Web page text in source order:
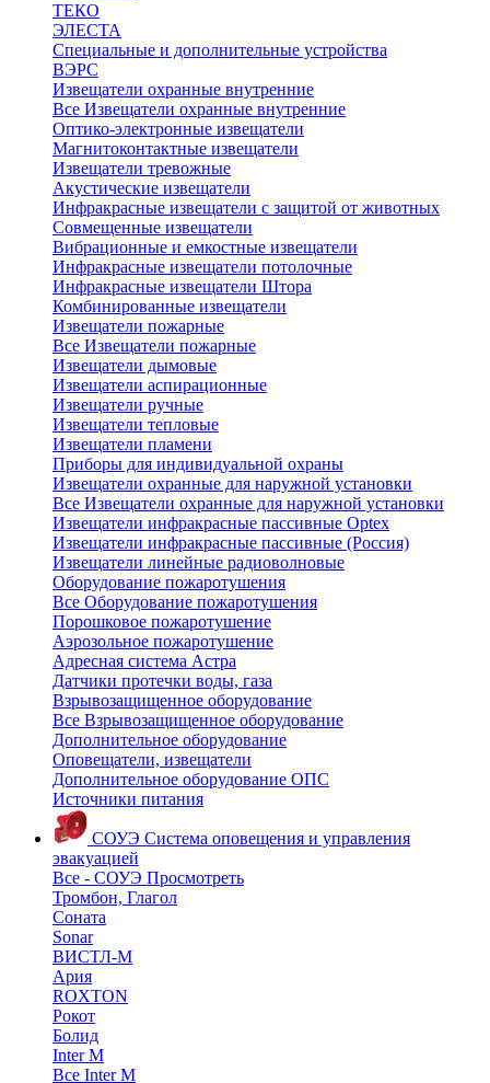
ТЕКО
ЭЛЕСТА
Специальные и дополнительные устройства
ВЭРС
Извещатели охранные внутренние
Все Извещатели охранные внутренние
Оптико-электронные извещатели
Магнитоконтактные извещатели
Извещатели тревожные
Акустические извещатели
Инфракрасные извещатели с защитой от животных
Совмещенные извещатели
Вибрационные и емкостные извещатели
Инфракрасные извещатели потолочные
Инфракрасные извещатели Штора
Комбинированные извещатели
Извещатели пожарные
Все Извещатели пожарные
Извещатели дымовые
Извещатели аспирационные
Извещатели ручные
Извещатели тепловые
Извещатели пламени
Приборы для индивидуальной охраны
Извещатели охранные для наружной установки
Все Извещатели охранные для наружной установки
Извещатели инфракрасные пассивные Optex
Извещатели инфракрасные пассивные (Россия)
Извещатели линейные радиоволновые
Оборудование пожаротушения
Все Оборудование пожаротушения
Порошковое пожаротушение
Аэрозольное пожаротушение
Адресная система Астра
Датчики протечки воды, газа
Взрывозащищенное оборудование
Все Взрывозащищенное оборудование
Дополнительное оборудование
Оповещатели, извещатели
Дополнительное оборудование ОПС
Источники питания
СОУЭ Система оповещения и управления
эвакуацией
Все - СОУЭ Просмотреть
Тромбон, Глагол
Соната
Sonar
ВИСТЛ-М
Ария
ROXTON
Рокот
Болид
Inter M
Все Inter M